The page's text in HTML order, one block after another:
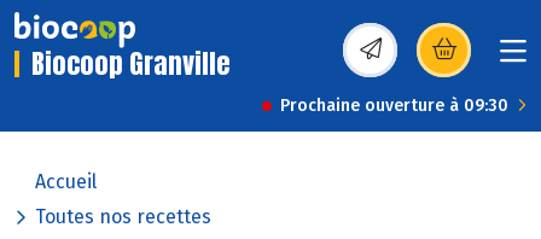
Biocoop Granville (s’ouvre dans une
Prochaine ouverture à 09:30
Accueil
Toutes nos recettes